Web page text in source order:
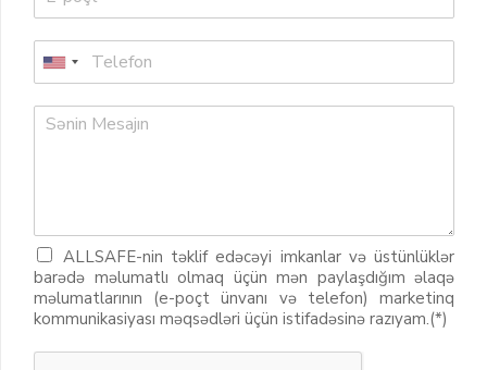
ALLSAFE-nin təklif edəcəyi imkanlar və üstünlüklər
barədə məlumatlı olmaq üçün mən paylaşdığım əlaqə
məlumatlarının (e-poçt ünvanı və telefon) marketinq
kommunikasiyası məqsədləri üçün istifadəsinə razıyam.(*)